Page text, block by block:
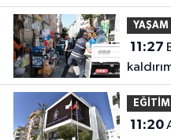
YAŞAM
11:27
EĞİTİM
11:20Antalya Muratpaşa'nın LGS